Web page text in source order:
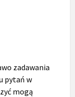
zadawania
pytań w
mogą